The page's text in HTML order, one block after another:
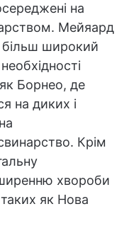
на
Мейяард
більш широкий
Борнео, де
на диких і
Крім
хвороби
як Нова